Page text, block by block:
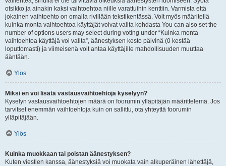
otsikko ja ainakin kaksi vaihtoehtoa niille varattuihin kenttiin. Varmista että
jokainen vaihtoehto on omalla rivillään tekstikentässä. Voit myös määritellä
kuinka monta vaihtoehtoa käyttäjät voivat valita kohdasta You can also set the
number of options users may select during voting under “Kuinka monta
vaihtoehtoa käyttäjä voi valita”, äänestyksen kesto päivinä (0 kestää
loputtomasti) ja viimeisenä voit antaa käyttäjille mahdollisuuden muuttaa
ääntään.
Ylös
Miksi en voi lisätä vastausvaihtoehtoja kyselyyn?
Kyselyn vastausvaihtoehtojen määrä on foorumin ylläpitäjän määrittelemä. Jos
tarvitset enemmän vaihtoehtoja kuin on sallittu, ota yhteyttä foorumin
ylläpitäjään.
Ylös
Kuinka muokkaan tai poistan äänestyksen?
Kuten viestien kanssa, äänestyksiä voi muokata vain alkuperäinen lähettäjä,